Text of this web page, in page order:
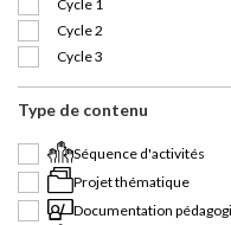
Cycle 1
Cycle 2
Cycle 3
Type de contenu
Séquence d'activités
Projet thématique
Documentation